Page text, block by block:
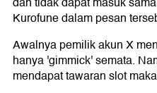
Kurofune dalam pesan
Awalnya pemilik akun X
hanya 'gimmick' semata.
mendapat tawaran slot